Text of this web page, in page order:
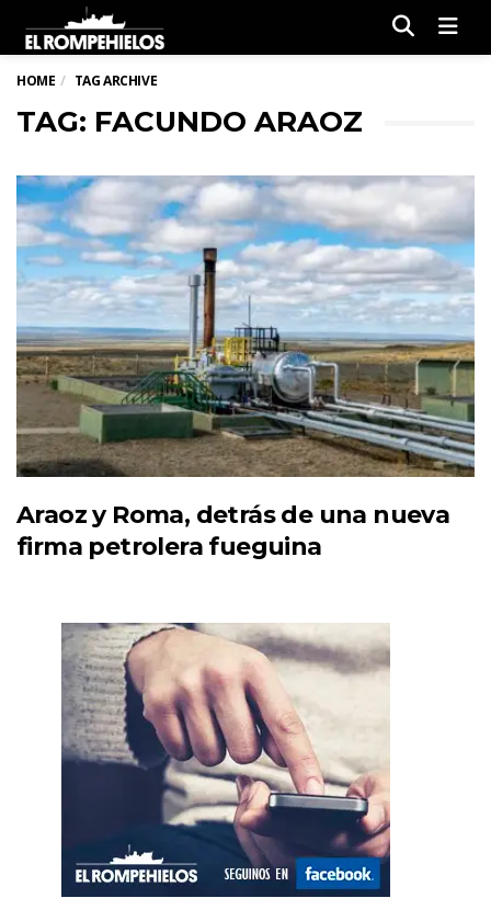
HOME TAG ARCHIVE
TAG: FACUNDO ARAOZ
Araoz y Roma, detrás de una nueva
firma petrolera fueguina